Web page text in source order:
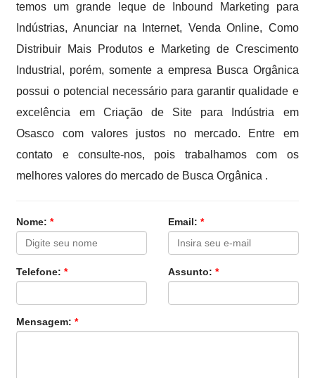
temos um grande leque de Inbound Marketing para
Indústrias, Anunciar na Internet, Venda Online, Como
Distribuir Mais Produtos e Marketing de Crescimento
Industrial, porém, somente a empresa Busca Orgânica
possui o potencial necessário para garantir qualidade e
excelência em Criação de Site para Indústria em
Osasco com valores justos no mercado. Entre em
contato e consulte-nos, pois trabalhamos com os
melhores valores do mercado de Busca Orgânica .
Nome:* Email: *
Telefone:* Assunto: *
Mensagem:*